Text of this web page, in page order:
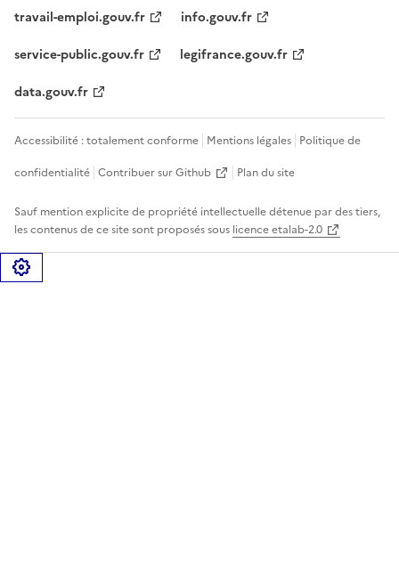
travail-emploi.gouv.fr
info.gouv.fr
service-public.gouv.fr
legifrance.gouv.fr
data.gouv.fr
Accessibilité : totalement conforme Mentions légales Politique de
confidentialité Contribuer sur Github Plan du site
Sauf mention explicite de propriété intellectuelle détenue par des tiers,
les contenus de ce site sont proposés sous licence etalab-2.0
Gérer les cookies